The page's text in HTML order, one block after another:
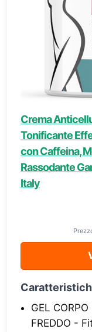
Crema
Tonificante
con Caffeina,
Rassodante
Italy
GEL
FREDDO -